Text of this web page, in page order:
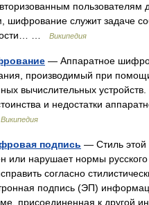
пользователям
шифрование служит задаче
…
Википедия
— Аппаратное
производимый при
вычислительных
и недостатки
Википедия
подпись — Стиль этой
или нарушает нормы русского
согласно
подпись (ЭП)
присоединенная к другой